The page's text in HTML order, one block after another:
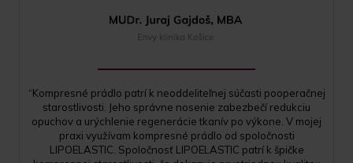
“Kompresné prádlo patrí k neoddeliteľnej súčasti pooperačnej
starostlivosti. Jeho správne nosenie zabezbečí redukciu
opuchov a urýchlenie regenerácie tkanív po výkone. V mojej
praxi využívam kompresné prádlo od spoločnosti
LIPOELASTIC. Spoločnosť LIPOELASTIC patrí k špičke